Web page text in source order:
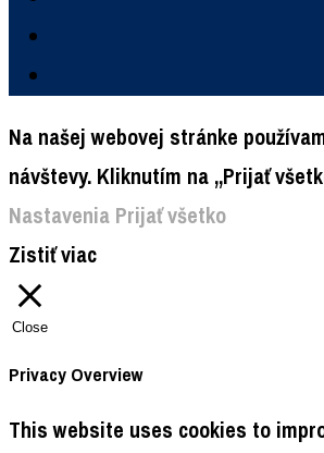
Na našej webovej stránke
návštevy. Kliknutím na „Prijať
Nastavenia Prijať všetko
Zistiť viac
Close
Privacy Overview
This website uses cookies to